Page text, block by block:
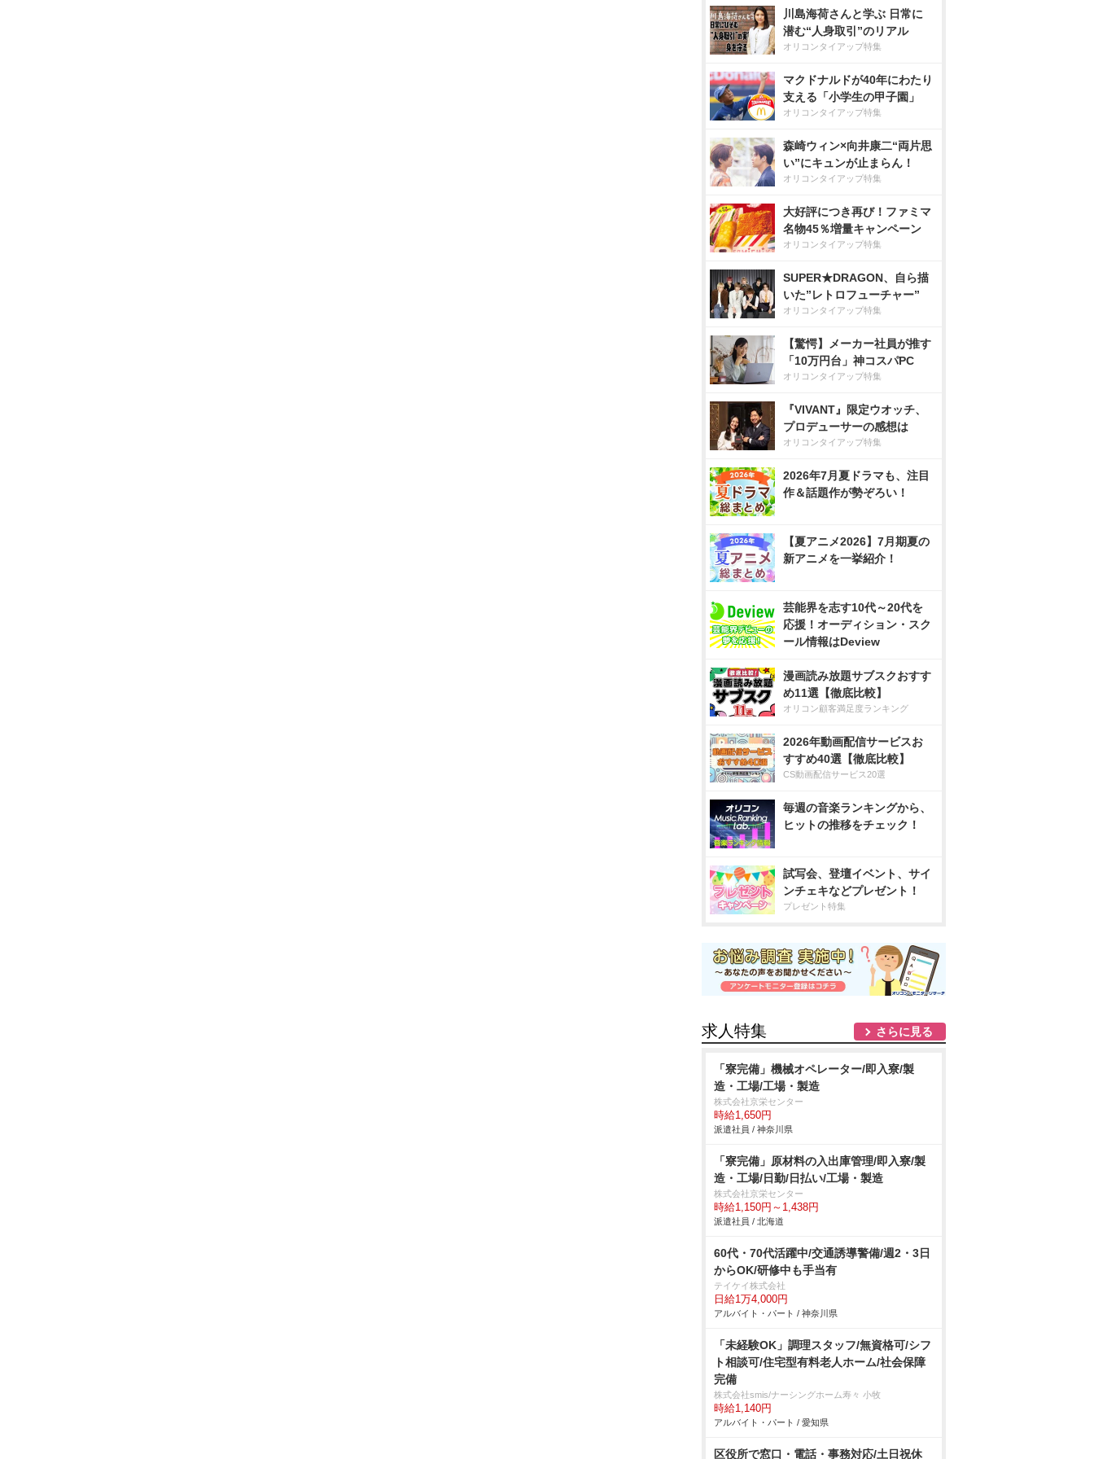
川島海荷さんと学ぶ 日常に
潜む“人身取引”のリアル
オリコンタイアップ特集
マクドナルドが40年にわたり
支える「小学生の甲子園」
オリコンタイアップ特集
森崎ウィン×向井康二“両片思
い”にキュンが止まらん！
オリコンタイアップ特集
大好評につき再び！ファミマ
名物45％増量キャンペーン
オリコンタイアップ特集
SUPER★DRAGON、自ら描
いた”レトロフューチャー”
オリコンタイアップ特集
【驚愕】メーカー社員が推す
「10万円台」神コスパPC
オリコンタイアップ特集
『VIVANT』限定ウオッチ、
プロデューサーの感想は
オリコンタイアップ特集
2026年7月夏ドラマも、注目
作＆話題作が勢ぞろい！
【夏アニメ2026】7月期夏の
新アニメを一挙紹介！
芸能界を志す10代～20代を
応援！オーディション・スク
ール情報はDeview
漫画読み放題サブスクおすす
め11選【徹底比較】
オリコン顧客満足度ランキング
2026年動画配信サービスお
すすめ40選【徹底比較】
CS動画配信サービス20選
毎週の音楽ランキングから、
ヒットの推移をチェック！
試写会、登壇イベント、サイ
ンチェキなどプレゼント！
プレゼント特集
求人特集 さらに見る
「寮完備」機械オペレーター/即入寮/製
造・工場/工場・製造
株式会社京栄センター
時給1,650円
派遣社員 / 神奈川県
「寮完備」原材料の入出庫管理/即入寮/製
造・工場/日勤/日払い/工場・製造
株式会社京栄センター
時給1,150円～1,438円
派遣社員 / 北海道
60代・70代活躍中/交通誘導警備/週2・3日
からOK/研修中も手当有
テイケイ株式会社
日給1万4,000円
アルバイト・パート / 神奈川県
「未経験OK」調理スタッフ/無資格可/シフ
ト相談可/住宅型有料老人ホーム/社会保障
完備
株式会社smis/ナーシングホーム寿々 小牧
時給1,140円
アルバイト・パート / 愛知県
区役所で窓口・電話・事務対応/土日祝休